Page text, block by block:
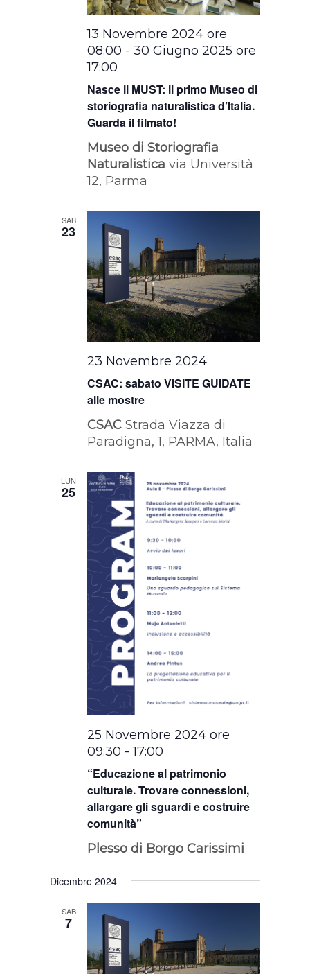
Nasce il MUST: il primo Museo di
storiografia naturalistica d’Italia.
Guarda il filmato!
13 Novembre 2024 ore
08:00 -30 Giugno 2025 ore
17:00
Museo di Storiografia
Naturalisticavia Università
12, Parma
SAB
23
CSAC: sabato VISITE GUIDATE
alle mostre
23 Novembre 2024
CSACStrada Viazza di
Paradigna, 1, PARMA, Italia
LUN
25
“Educazione al patrimonio
culturale. Trovare connessioni,
allargare gli sguardi e costruire
comunità”
25 Novembre 2024 ore
09:30 -17:00
Plesso di Borgo Carissimi
Dicembre 2024
SAB
7